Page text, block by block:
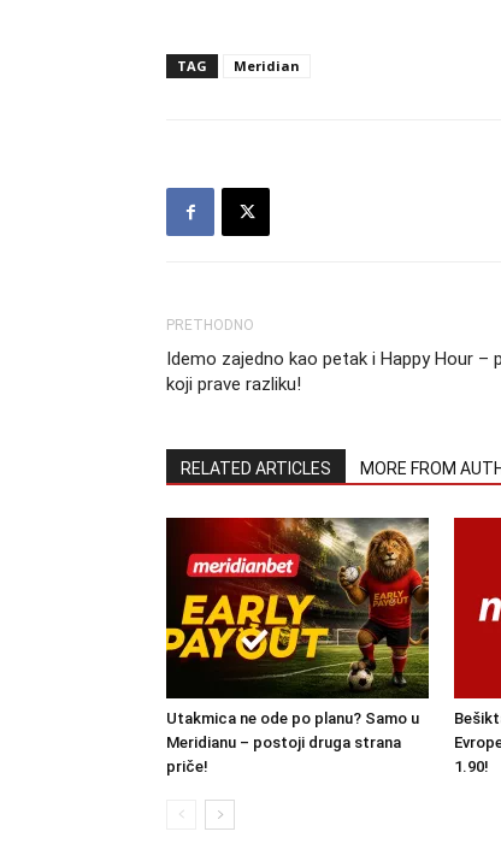
TAG Meridian
PRETHODNO
Idemo zajedno kao petak i Happy Hour –
koji prave razliku!
RELATED ARTICLES MORE FROM
Utakmica ne ode po planu? Samo u
Meridianu – postoji druga strana
priče!
1.90!